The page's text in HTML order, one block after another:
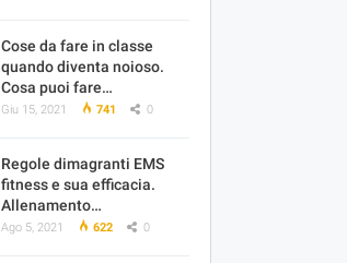
Cose da fare in classe
quando diventa noioso.
Cosa puoi fare…
Giu 15, 2021 741 0
Regole dimagranti EMS
fitness e sua efficacia.
Allenamento…
Ago 5, 2021 622 0